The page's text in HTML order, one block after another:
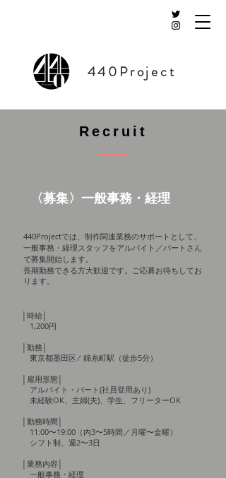
440Project
Recruit
〈募集〉一般事務・経理
440Projectでは、制作関連業務のサポートとして、
一般事務・経理スタッフをアルバイト／パートさん
で募集開始します。
長期勤務できる方大歓迎です。ご応募お待ちしてお
ります。
│時給│
1,200円
│勤務│
東京都墨田区 ⁄ 錦糸町駅（徒歩5分）
│雇用形態│
アルバイト・パート(社員登用あり)
未経験OK、主婦(夫)、学生、フリーターOK
│勤務時間│
11:00〜19:00（内3〜5時間／月曜〜金曜）
シフト制、週2〜3日
│業務内容│
一般事務・経理